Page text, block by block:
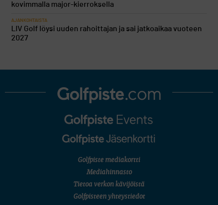
kovimmalla major-kierroksella
AJANKOHTAISTA
LIV Golf löysi uuden rahoittajan ja sai jatkoaikaa vuoteen
2027
Golfpiste mediakortti
Mediahinnasto
Tietoa verkon kävijöistä
Golfpisteen yhteystiedot